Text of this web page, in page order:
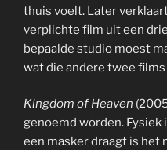
thuis voelt. Later
verplichte film uit een
bepaalde studio moest
wat die andere twee
Kingdom of Heaven
genoemd worden. Fysiek
een masker draagt is het